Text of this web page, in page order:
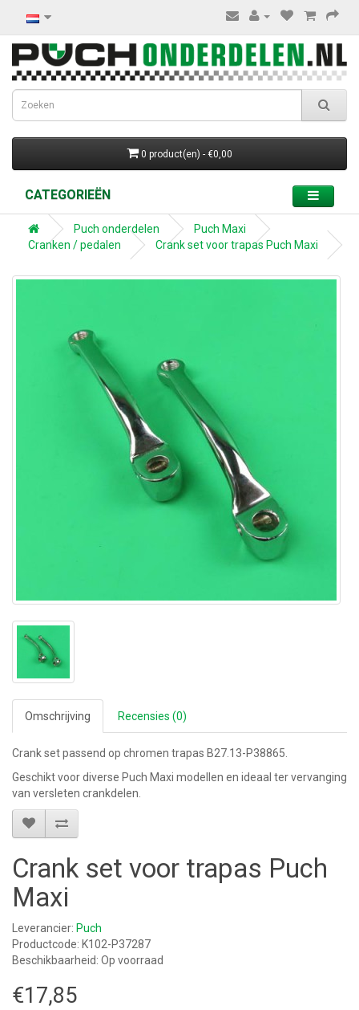
0 product(en) - €0,00
CATEGORIEËN
Puch onderdelen
Puch Maxi
Cranken / pedalen
Crank set voor trapas Puch Maxi
Omschrijving Recensies (0)
Crank set passend op chromen trapas B27.13-P38865.
Geschikt voor diverse Puch Maxi modellen en ideaal ter vervanging
van versleten crankdelen.
Crank set voor trapas Puch
Maxi
Leverancier: Puch
Productcode: K102-P37287
Beschikbaarheid: Op voorraad
€17,85